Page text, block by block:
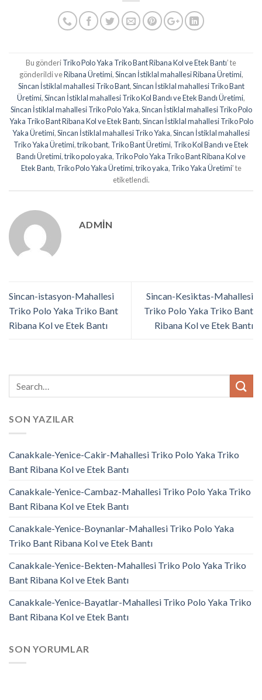
Bu gönderiTriko Polo Yaka Triko Bant Ribana Kol ve Etek Bantı’ te
gönderildi veRibana Üretimi,Sincan İstiklal mahallesi Ribana Üretimi,
Sincan İstiklal mahallesi Triko Bant,Sincan İstiklal mahallesi Triko Bant
Üretimi,Sincan İstiklal mahallesi Triko Kol Bandı ve Etek Bandı Üretimi,
Sincan İstiklal mahallesi Triko Polo Yaka,Sincan İstiklal mahallesi Triko Polo
Yaka Triko Bant Ribana Kol ve Etek Bantı,Sincan İstiklal mahallesi Triko Polo
Yaka Üretimi,Sincan İstiklal mahallesi Triko Yaka,Sincan İstiklal mahallesi
Triko Yaka Üretimi,triko bant, Triko Bant Üretimi, Triko Kol Bandı ve Etek
Bandı Üretimi,triko polo yaka, Triko Polo Yaka Triko Bant Ribana Kol ve
Etek Bantı, Triko Polo Yaka Üretimi,triko yaka, Triko Yaka Üretimi’ te
etiketlendi.
ADMIN
Sincan-istasyon-Mahallesi
Triko Polo Yaka Triko Bant
Ribana Kol ve Etek Bantı
Sincan-Kesiktas-Mahallesi
Triko Polo Yaka Triko Bant
Ribana Kol ve Etek Bantı
SON YAZILAR
Canakkale-Yenice-Cakir-Mahallesi Triko Polo Yaka Triko
Bant Ribana Kol ve Etek Bantı
Canakkale-Yenice-Cambaz-Mahallesi Triko Polo Yaka Triko
Bant Ribana Kol ve Etek Bantı
Canakkale-Yenice-Boynanlar-Mahallesi Triko Polo Yaka
Triko Bant Ribana Kol ve Etek Bantı
Canakkale-Yenice-Bekten-Mahallesi Triko Polo Yaka Triko
Bant Ribana Kol ve Etek Bantı
Canakkale-Yenice-Bayatlar-Mahallesi Triko Polo Yaka Triko
Bant Ribana Kol ve Etek Bantı
SON YORUMLAR